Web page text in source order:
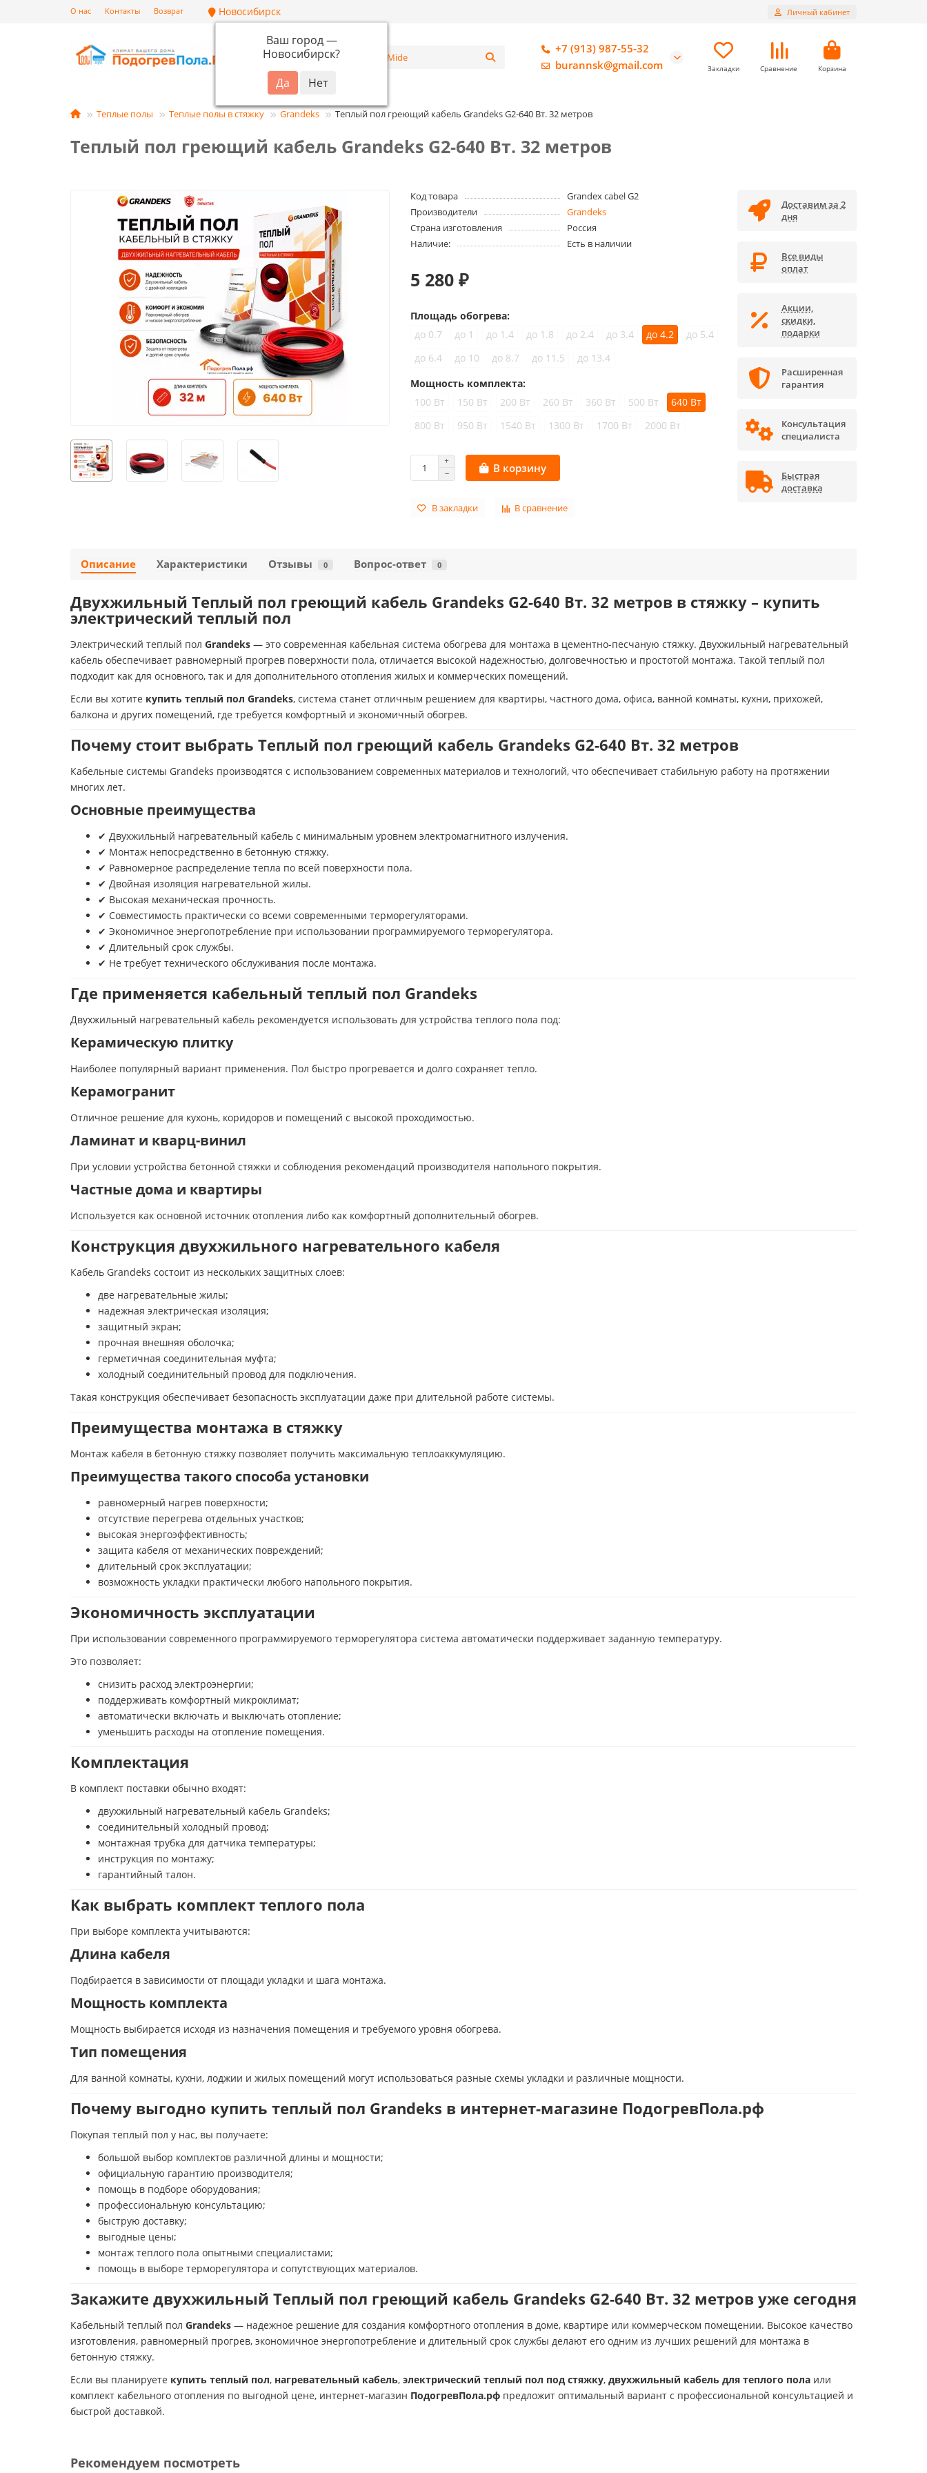
О нас Контакты Возврат Новосибирск
Ваш город —
Новосибирск?
Личный кабинет
Каталог
+7 (913) 987-55-32
burannsk@gmail.com
Закладки Сравнение Корзина
Теплые полы Теплые полы в стяжку Grandeks Теплый пол греющий кабель Grandeks G2-640 Вт. 32 метров
Теплый пол греющий кабель Grandeks G2-640 Вт. 32 метров
Код товара
Grandex cabel G2
Производители
Grandeks
Страна изготовления
Россия
Наличие:
Есть в наличии
5 280 ₽
Площадь обогрева:
до 0.7
до 1 до 1.4 до 1.8 до 2.4 до 3.4 до 4.2
до 5.4
до 6.4
до 10 до 8.7 до 11.5
до 13.4
Мощность комплекта:
100 Вт
150 Вт 200 Вт 260 Вт 360 Вт 500 Вт
640 Вт
800 Вт
950 Вт 1540 Вт 1300 Вт 1700 Вт 2000 Вт
В корзину
В закладки В сравнение
Доставим за 2
дня
Все виды
оплат
Акции,
скидки,
подарки
Расширенная
гарантия
Консультация
специалиста
Быстрая
доставка
Описание Характеристики Отзывы 0 Вопрос-ответ 0
Двухжильный Теплый пол греющий кабель Grandeks G2-640 Вт. 32 метров в стяжку – купить
электрический теплый пол
Электрический теплый пол Grandeks — это современная кабельная система обогрева для монтажа в цементно-песчаную стяжку. Двухжильный нагревательный
кабель обеспечивает равномерный прогрев поверхности пола, отличается высокой надежностью, долговечностью и простотой монтажа. Такой теплый пол
подходит как для основного, так и для дополнительного отопления жилых и коммерческих помещений.
Если вы хотите купить теплый пол Grandeks, система станет отличным решением для квартиры, частного дома, офиса, ванной комнаты, кухни, прихожей,
балкона и других помещений, где требуется комфортный и экономичный обогрев.
Почему стоит выбрать Теплый пол греющий кабель Grandeks G2-640 Вт. 32 метров
Кабельные системы Grandeks производятся с использованием современных материалов и технологий, что обеспечивает стабильную работу на протяжении
многих лет.
Основные преимущества
✔ Двухжильный нагревательный кабель с минимальным уровнем электромагнитного излучения.
✔ Монтаж непосредственно в бетонную стяжку.
✔ Равномерное распределение тепла по всей поверхности пола.
✔ Двойная изоляция нагревательной жилы.
✔ Высокая механическая прочность.
✔ Совместимость практически со всеми современными терморегуляторами.
✔ Экономичное энергопотребление при использовании программируемого терморегулятора.
✔ Длительный срок службы.
✔ Не требует технического обслуживания после монтажа.
Где применяется кабельный теплый пол Grandeks
Двухжильный нагревательный кабель рекомендуется использовать для устройства теплого пола под:
Керамическую плитку
Наиболее популярный вариант применения. Пол быстро прогревается и долго сохраняет тепло.
Керамогранит
Отличное решение для кухонь, коридоров и помещений с высокой проходимостью.
Ламинат и кварц-винил
При условии устройства бетонной стяжки и соблюдения рекомендаций производителя напольного покрытия.
Частные дома и квартиры
Используется как основной источник отопления либо как комфортный дополнительный обогрев.
Конструкция двухжильного нагревательного кабеля
Кабель Grandeks состоит из нескольких защитных слоев:
две нагревательные жилы;
надежная электрическая изоляция;
защитный экран;
прочная внешняя оболочка;
герметичная соединительная муфта;
холодный соединительный провод для подключения.
Такая конструкция обеспечивает безопасность эксплуатации даже при длительной работе системы.
Преимущества монтажа в стяжку
Монтаж кабеля в бетонную стяжку позволяет получить максимальную теплоаккумуляцию.
Преимущества такого способа установки
равномерный нагрев поверхности;
отсутствие перегрева отдельных участков;
высокая энергоэффективность;
защита кабеля от механических повреждений;
длительный срок эксплуатации;
возможность укладки практически любого напольного покрытия.
Экономичность эксплуатации
При использовании современного программируемого терморегулятора система автоматически поддерживает заданную температуру.
Это позволяет:
снизить расход электроэнергии;
поддерживать комфортный микроклимат;
автоматически включать и выключать отопление;
уменьшить расходы на отопление помещения.
Комплектация
В комплект поставки обычно входят:
двухжильный нагревательный кабель Grandeks;
соединительный холодный провод;
монтажная трубка для датчика температуры;
инструкция по монтажу;
гарантийный талон.
Как выбрать комплект теплого пола
При выборе комплекта учитываются:
Длина кабеля
Подбирается в зависимости от площади укладки и шага монтажа.
Мощность комплекта
Мощность выбирается исходя из назначения помещения и требуемого уровня обогрева.
Тип помещения
Для ванной комнаты, кухни, лоджии и жилых помещений могут использоваться разные схемы укладки и различные мощности.
Почему выгодно купить теплый пол Grandeks в интернет-магазине ПодогревПола.рф
Покупая теплый пол у нас, вы получаете:
большой выбор комплектов различной длины и мощности;
официальную гарантию производителя;
помощь в подборе оборудования;
профессиональную консультацию;
быструю доставку;
выгодные цены;
монтаж теплого пола опытными специалистами;
помощь в выборе терморегулятора и сопутствующих материалов.
Закажите двухжильный Теплый пол греющий кабель Grandeks G2-640 Вт. 32 метров уже сегодня
Кабельный теплый пол Grandeks — надежное решение для создания комфортного отопления в доме, квартире или коммерческом помещении. Высокое качество
изготовления, равномерный прогрев, экономичное энергопотребление и длительный срок службы делают его одним из лучших решений для монтажа в
бетонную стяжку.
Если вы планируете купить теплый пол, нагревательный кабель, электрический теплый пол под стяжку, двухжильный кабель для теплого пола или
комплект кабельного отопления по выгодной цене, интернет-магазин ПодогревПола.рф предложит оптимальный вариант с профессиональной консультацией и
быстрой доставкой.
Рекомендуем посмотреть